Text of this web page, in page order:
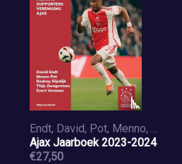
Endt, David, Pot, Menno, Rijsdijk, Rodney, Zwagerman, Thijs, Vermeer, Evert
Ajax Jaarboek 2023-2024
€27,50